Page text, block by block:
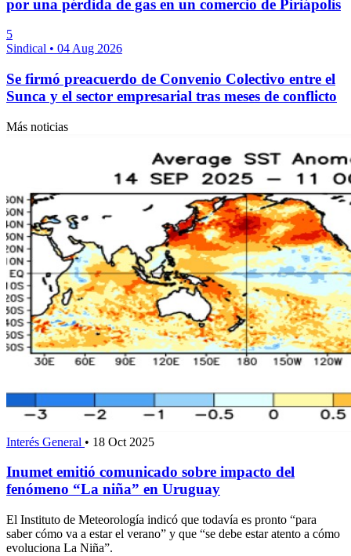
por una pérdida de gas en un comercio de Piriápolis
5
Sindical • 04 Aug 2026
Se firmó preacuerdo de Convenio Colectivo entre el
Sunca y el sector empresarial tras meses de conflicto
Más noticias
Interés General • 18 Oct 2025
Inumet emitió comunicado sobre impacto del
fenómeno “La niña” en Uruguay
El Instituto de Meteorología indicó que todavía es pronto “para
saber cómo va a estar el verano” y que “se debe estar atento a cómo
evoluciona La Niña”.